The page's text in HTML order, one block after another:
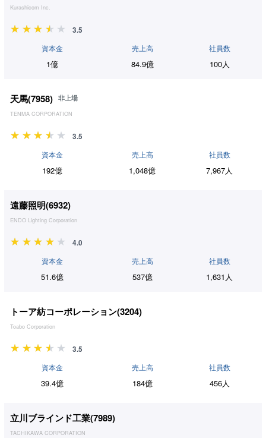
Kurashicom Inc.
3.5
資本金
1億
売上高
84.9億
社員数
100人
天馬(7958) 非上場
TENMA CORPORATION
3.5
資本金
192億
売上高
1,048億
社員数
7,967人
遠藤照明(6932)
ENDO Lighting Corporation
4.0
資本金
51.6億
売上高
537億
社員数
1,631人
トーア紡コーポレーション(3204)
Toabo Corporation
3.5
資本金
39.4億
売上高
184億
社員数
456人
立川ブラインド工業(7989)
TACHIKAWA CORPORATION